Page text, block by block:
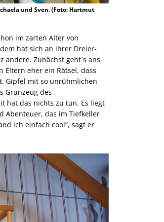
und Sven. (Foto: Hartmut
im zarten Alter von
hat sich an ihrer Dreier-
Zunächst geht´s ans
Eltern eher ein Rätsel, dass
Gipfel mit so unrühmlichen
Grünzeug des
hat das nichts zu tun. Es liegt
Abenteuer, das im Tiefkeller
ich einfach cool“, sagt er